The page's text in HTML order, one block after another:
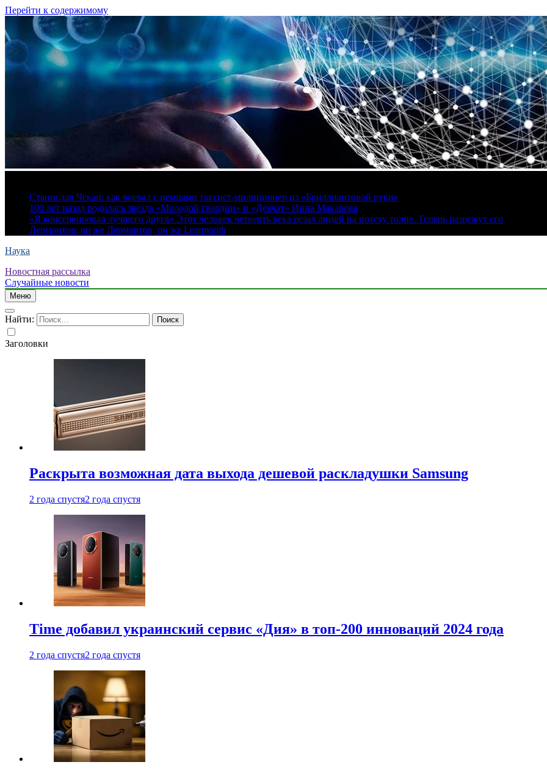
Перейти к содержимому
Станислав Чекан: как воевал с немцами таксист-милиционер из «Бриллиантовой руки»
100 лет назад родилась звезда «Молодой гвардии» и «Девчат» Инна Макарова
«Я консервировал лучшего друга» Этот человек четверть века резал людей на потеху толпе. Теперь разрежут его
Лермонтов, он же Лермантов, он же Learmonth
Наука
Новостная рассылка
Случайные новости
Меню
Найти:
Заголовки
Раскрыта возможная дата выхода дешевой раскладушки Samsung
2 года спустя2 года спустя
Time добавил украинский сервис «Дия» в топ-200 инноваций 2024 года
2 года спустя2 года спустя